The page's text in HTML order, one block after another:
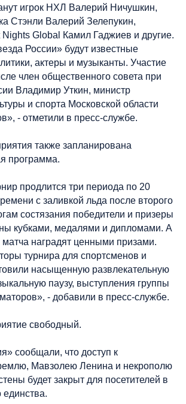
игрок НХЛ Валерий Ничушкин,
Стэнли Валерий Зелепукин,
Nights Global Камил Гаджиев и другие.
России» будут известные
актеры и музыканты. Участие
член общественного совета при
Владимир Уткин, министр
и спорта Московской области
- отметили в пресс-службе.
также запланирована
программа.
продлится три периода по 20
с заливкой льда после второго
состязания победители и призеры
кубками, медалями и дипломами. А
матча наградят ценными призами.
турнира для спортсменов и
насыщенную развлекательную
паузу, выступления группы
- добавили в пресс-службе.
свободный.
сообщали, что доступ к
Мавзолею Ленина и некрополю
будет закрыт для посетителей в
единства.